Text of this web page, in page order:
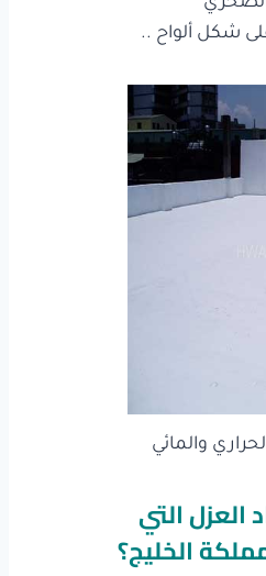
على شكل ألواح ..
والمائي
التي
الخليج؟